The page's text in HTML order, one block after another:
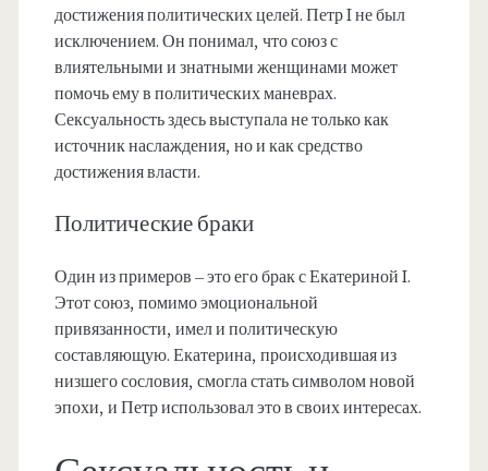
достижения политических целей. Петр I не был
исключением. Он понимал, что союз с
влиятельными и знатными женщинами может
помочь ему в политических маневрах.
Сексуальность здесь выступала не только как
источник наслаждения, но и как средство
достижения власти.
Политические браки
Один из примеров – это его брак с Екатериной I.
Этот союз, помимо эмоциональной
привязанности, имел и политическую
составляющую. Екатерина, происходившая из
низшего сословия, смогла стать символом новой
эпохи, и Петр использовал это в своих интересах.